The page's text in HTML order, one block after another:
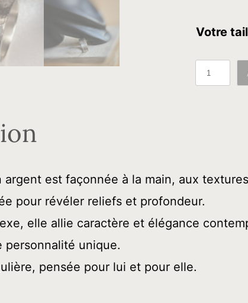
Votre
i
t
é
e
argent est façonnée à la main, aux
pour révéler reliefs et profondeur.
elle allie caractère et élégance
personnalité unique.
pensée pour lui et pour elle.